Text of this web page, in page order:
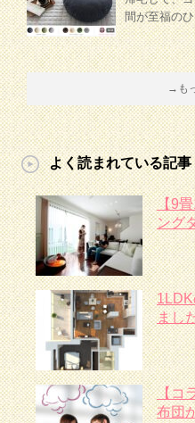
間が至福の
→も
よく読まれている記事
【9
ング
まし
【コ
布団